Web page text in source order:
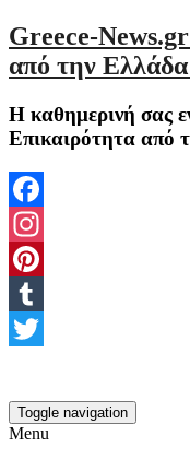
Greece-News.gr
από την
Η καθημερινή σας
Επικαιρότητα από
Facebook
Instagram
Pinterest
Tumblr
Toggle navigation
Menu